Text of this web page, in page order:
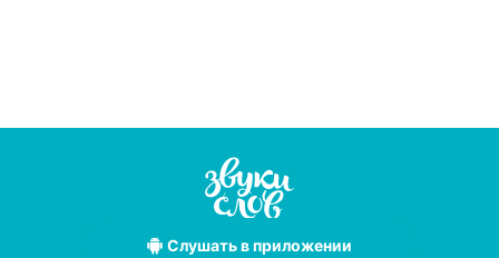
Слушатьв приложении
Лучшие